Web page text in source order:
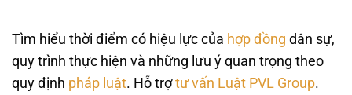
Tìm hiểu thời điểm có hiệu lực của hợp đồng dân sự,
quy trình thực hiện và những lưu ý quan trọng theo
quy định pháp luật. Hỗ trợtư vấn Luật PVL Group.